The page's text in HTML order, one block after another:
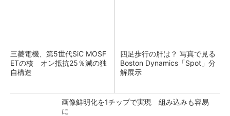
三菱電機、第5世代SiC MOSF
ETの核 オン抵抗25％減の独
自構造
四足歩行の肝は？ 写真で見る
Boston Dynamics「Spot」分
解展示
画像鮮明化を1チップで実現 組み込みも容易
に